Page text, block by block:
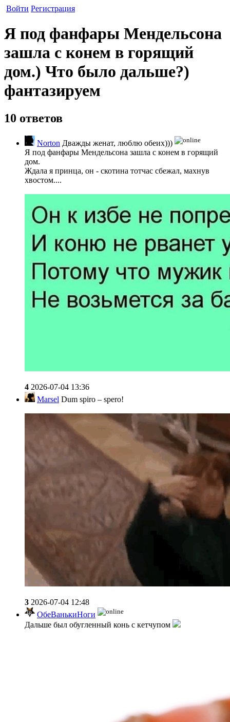
Войти Регистрация
Я под фанфары Мендельсона
зашла с конем в горящий
дом.) Что было дальше?)
фантазируем
10 ответов
Norton Дважды женат, люблю обеих)))
Я под фанфары Мендельсона зашла с конем в горящий
дом.
Ждала я принца, он - скотина тотчас сбежал, махнув
хвостом....
4 2026-07-04 13:36
Marsel Dum spiro – spero!
3 2026-07-04 12:48
ОбеВанькиНоги
Дальше был обугленный конь с кетчупом